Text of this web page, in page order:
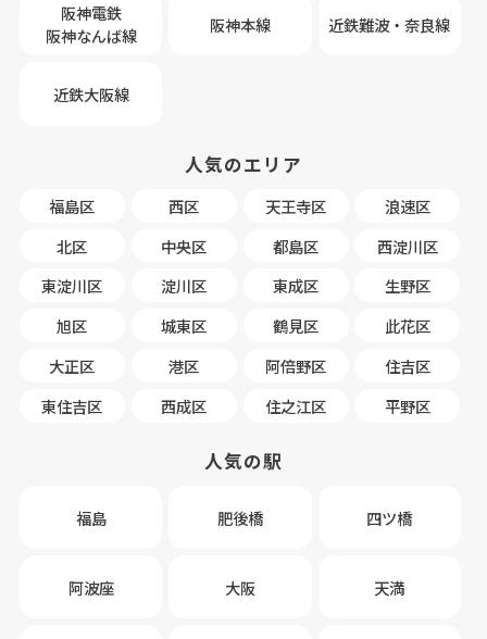
阪神電鉄
阪神なんば線
阪神本線 近鉄難波・奈良線
近鉄大阪線
人気のエリア
福島区 西区 天王寺区
浪速区
北区
中央区 都島区
西淀川区
東淀川区
淀川区 東成区
生野区
旭区
城東区 鶴見区
此花区
大正区
港区 阿倍野区
住吉区
東住吉区
西成区 住之江区 平野区
人気の駅
福島 肥後橋 四ツ橋
阿波座 大阪 天満